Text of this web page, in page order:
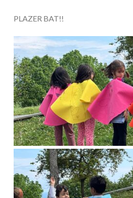
PLAZER BAT!!